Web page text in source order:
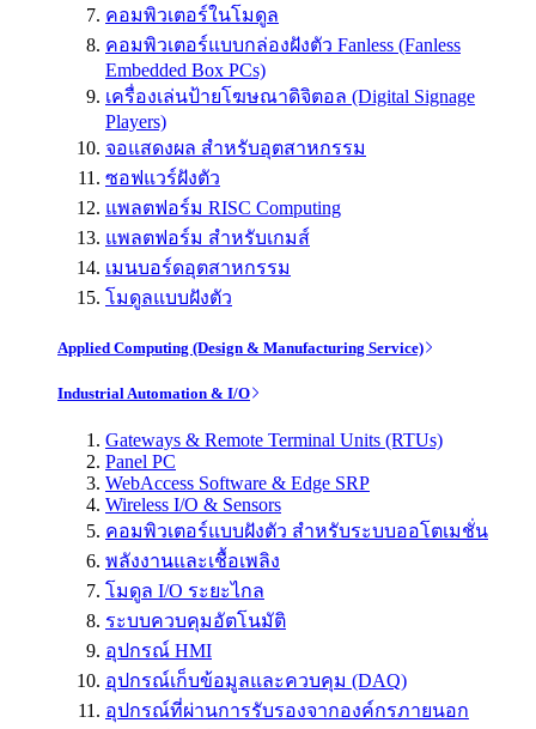
คอมพิวเตอร์ในโมดูล
คอมพิวเตอร์แบบกล่องฝังตัว Fanless (Fanless
Embedded Box PCs)
เครื่องเล่นป้ายโฆษณาดิจิตอล (Digital Signage
Players)
จอแสดงผล สำหรับอุตสาหกรรม
ซอฟแวร์ฝังตัว
แพลตฟอร์ม RISC Computing
แพลตฟอร์ม สำหรับเกมส์
เมนบอร์ดอุตสาหกรรม
โมดูลแบบฝังตัว
Applied Computing (Design & Manufacturing Service)
Industrial Automation & I/O
Gateways & Remote Terminal Units (RTUs)
Panel PC
WebAccess Software & Edge SRP
Wireless I/O & Sensors
คอมพิวเตอร์แบบฝังตัว สำหรับระบบออโตเมชั่น
พลังงานและเชื้อเพลิง
โมดูล I/O ระยะไกล
ระบบควบคุมอัตโนมัติ
อุปกรณ์ HMI
อุปกรณ์เก็บข้อมูลและควบคุม (DAQ)
อุปกรณ์ที่ผ่านการรับรองจากองค์กรภายนอก